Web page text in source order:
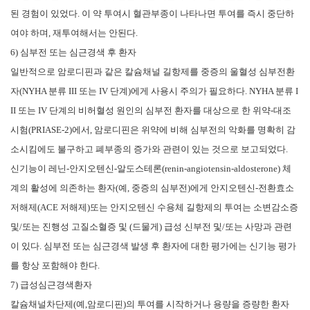
된 경험이 있었다. 이 약 투여시 혈관부종이 나타나면 투여를 즉시 중단하
여야 하며, 재투여해서는 안된다.
6) 심부전 또는 심근경색 후 환자
일반적으로 암로디핀과 같은 칼슘채널 길항제를 중증의 울혈성 심부전환
자(NYHA 분류 III 또는 IV 단계)에게 사용시 주의가 필요하다. NYHA 분류 I
II 또는 IV 단계의 비허혈성 원인의 심부전 환자를 대상으로 한 위약-대조
시험(PRIASE-2)에서, 암로디핀은 위약에 비해 심부전의 악화를 명확히 감
소시킴에도 불구하고 폐부종의 증가와 관련이 있는 것으로 보고되었다.
신기능이 레닌-안지오텐신-알도스테론(renin-angiotensin-aldosterone) 체
계의 활성에 의존하는 환자(예, 중증의 심부전)에게 안지오텐신-전환효소
저해제(ACE 저해제)또는 안지오텐신 수용체 길항제의 투여는 소변감소증
및/또는 진행성 고질소혈증 및 (드물게) 급성 신부전 및/또는 사망과 관련
이 있다. 심부전 또는 심근경색 발생 후 환자에 대한 평가에는 신기능 평가
를 항상 포함해야 한다.
7) 급성심근경색환자
칼슘채널차단제(예,암로디핀)의 투여를 시작하거나 용량을 증량한 환자